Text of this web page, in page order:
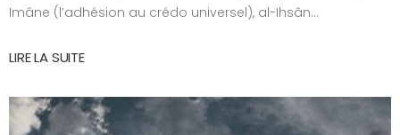
Imâne (l’adhésion au crédo universel), al-Ihsân...
LIRE LA SUITE